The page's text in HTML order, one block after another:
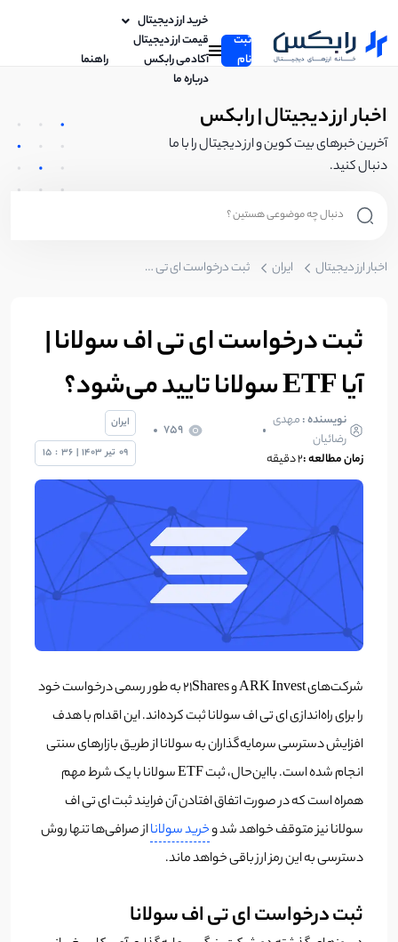
ثبت
نام
خرید ارز دیجیتال
قیمت ارز دیجیتال
آکادمی رابکس
راهنما
درباره ما
اخبار ارز دیجیتال | رابکس
آخرین خبرهای بیت کوین و ارز دیجیتال را با ما
دنبال کنید.
اخبار ارز دیجیتال ایران ثبت درخواست ای تی اف سولانا | آیا ETF سولانا تایید می‌شود؟
ثبت درخواست ای تی اف سولانا |
آیا ETF سولانا تایید می‌شود؟
نویسنده :مهدی
رضائیان
759
زمان مطالعه :2 دقیقه
ایران
09 تیر 1403
|
36
:
15
شرکت‌های ARK Invest و ٢١Shares به طور رسمی درخواست خود
را برای راه‌اندازی‌ ای تی اف سولانا ثبت کرده‌اند. این اقدام با هدف
افزایش دسترسی سرمایه‌گذاران به سولانا از طریق بازار‌های سنتی
انجام شده است. با‌این‌حال، ثبت ETF سولانا با یک شرط مهم
همراه است که در صورت اتفاق افتادن آن فرایند ثبت ای تی اف
سولانا نیز متوقف خواهد شد وخرید سولانااز صرافی‌ها تنها روش
دسترسی به این رمز ارز باقی خواهد ماند.
ثبت درخواست ای تی اف سولانا